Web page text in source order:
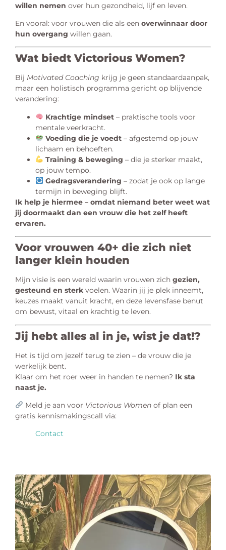
willen nemen over hun gezondheid, lijf en leven.
En vooral: voor vrouwen die als een overwinnaar door
hun overgang willen gaan.
Wat biedt Victorious Women?
Bij Motivated Coaching krijg je geen standaardaanpak,
maar een holistisch programma gericht op blijvende
verandering:
Krachtige mindset– praktische tools voor
mentale veerkracht.
Voeding die je voedt– afgestemd op jouw
lichaam en behoeften.
Training & beweging – die je sterker maakt,
op jouw tempo.
Gedragsverandering – zodat je ook op lange
termijn in beweging blijft.
Ik help je hiermee – omdat niemand beter weet wat
jij doormaakt dan een vrouw die het zelf heeft
ervaren.
Voor vrouwen 40+ die zich niet
langer klein houden
Mijn visie is een wereld waarin vrouwen zich gezien,
gesteund en sterk voelen. Waarin jij je plek inneemt,
keuzes maakt vanuit kracht, en deze levensfase benut
om bewust, vitaal en krachtig te leven.
Jij hebt alles al in je, wist je dat!?
Het is tijd om jezelf terug te zien – de vrouw die je
werkelijk bent.
Klaar om het roer weer in handen te nemen? Ik sta
naast je.
Meld je aan voor Victorious Womenof plan een
gratis kennismakingscall via:
Contact